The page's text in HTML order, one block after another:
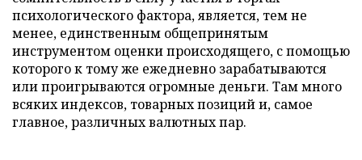
психологического фактора, является, тем не
менее, единственным общепринятым
инструментом оценки происходящего, с помощью
которого к тому же ежедневно зарабатываются
или проигрываются огромные деньги. Там много
всяких индексов, товарных позиций и, самое
главное, различных валютных пар.